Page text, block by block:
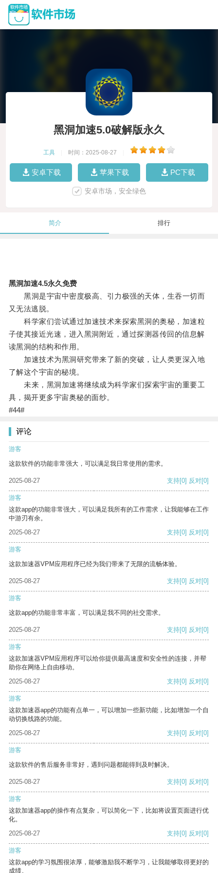
黑洞加速5.0破解版永久
工具 时间：2025-08-27
安卓下载 苹果下载 PC下载
安卓市场，安全绿色
简介 排行
黑洞加速4.5永久免费
黑洞是宇宙中密度极高、引力极强的天体，生吞一切而
又无法逃脱。
科学家们尝试通过加速技术来探索黑洞的奥秘，加速粒
子使其接近光速，进入黑洞附近，通过探测器传回的信息解
读黑洞的结构和作用。
加速技术为黑洞研究带来了新的突破，让人类更深入地
了解这个宇宙的秘境。
未来，黑洞加速将继续成为科学家们探索宇宙的重要工
具，揭开更多宇宙奥秘的面纱。
#44#
评论
游客
这款软件的功能非常强大，可以满足我日常使用的需求。
2025-08-27 支持[0] 反对[0]
游客
这款app的功能非常强大，可以满足我所有的工作需求，让我能够在工作
中游刃有余。
2025-08-27
支持[0] 反对[0]
游客
这款加速器VPM应用程序已经为我们带来了无限的流畅体验。
2025-08-27 支持[0] 反对[0]
游客
这款app的功能非常丰富，可以满足我不同的社交需求。
2025-08-27 支持[0] 反对[0]
游客
这款加速器VPM应用程序可以给你提供最高速度和安全性的连接，并帮
助你在网络上自由移动。
2025-08-27
支持[0] 反对[0]
游客
这款加速器app的功能有点单一，可以增加一些新功能，比如增加一个自
动切换线路的功能。
2025-08-27
支持[0] 反对[0]
游客
这款软件的售后服务非常好，遇到问题都能得到及时解决。
2025-08-27 支持[0] 反对[0]
游客
这款加速器app的操作有点复杂，可以简化一下，比如将设置页面进行优
化。
2025-08-27
支持[0] 反对[0]
游客
这款app的学习氛围很浓厚，能够激励我不断学习，让我能够取得更好的
成绩。